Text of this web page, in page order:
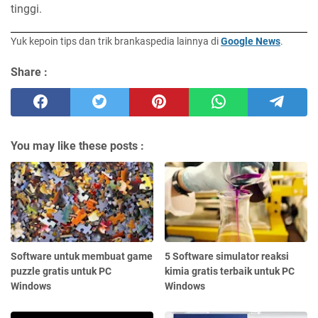
tinggi.
Yuk kepoin tips dan trik brankaspedia lainnya diGoogle News.
Share :
You may like these posts :
Software untuk membuat game
puzzle gratis untuk PC
Windows
5 Software simulator reaksi
kimia gratis terbaik untuk PC
Windows